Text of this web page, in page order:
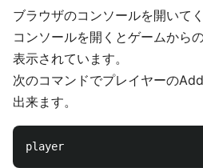
ブラウザのコンソールを開いてく
コンソールを開くとゲームから
表示されています。
次のコマンドでプレイヤーの
出来ます。